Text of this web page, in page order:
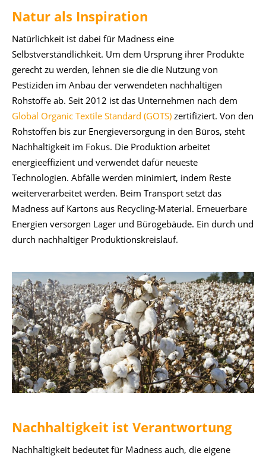
Natur als Inspiration
Natürlichkeit ist dabei für Madness eine
Selbstverständlichkeit. Um dem Ursprung ihrer Produkte
gerecht zu werden, lehnen sie die die Nutzung von
Pestiziden im Anbau der verwendeten nachhaltigen
Rohstoffe ab. Seit 2012 ist das Unternehmen nach dem
Global Organic Textile Standard (GOTS) zertifiziert. Von den
Rohstoffen bis zur Energieversorgung in den Büros, steht
Nachhaltigkeit im Fokus. Die Produktion arbeitet
energieeffizient und verwendet dafür neueste
Technologien. Abfälle werden minimiert, indem Reste
weiterverarbeitet werden. Beim Transport setzt das
Madness auf Kartons aus Recycling-Material. Erneuerbare
Energien versorgen Lager und Bürogebäude. Ein durch und
durch nachhaltiger Produktionskreislauf.
Nachhaltigkeit ist Verantwortung
Nachhaltigkeit bedeutet für Madness auch, die eigene